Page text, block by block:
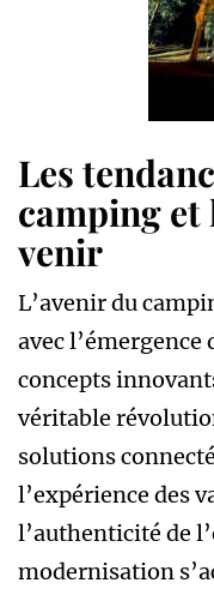
Les
camping et
venir
L’avenir du
avec l’émergence
concepts
véritable
solutions
l’expérience des
l’authenticité de
modernisation